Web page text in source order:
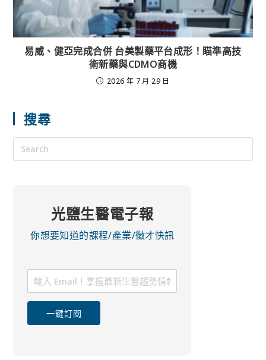
易威、健亞完成合併 台美製藥平台成形！瞄準高技
術新藥與CDMO商機
2026 年 7 月 29 日
搜尋
光鹽生醫電子報
你想要知道的課程/產業/徵才快訊
一鍵訂閱